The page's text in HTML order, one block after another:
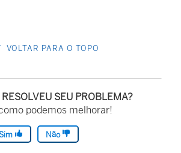
VOLTAR PARA O TOPO
SEU PROBLEMA?
podemos melhorar!
Não